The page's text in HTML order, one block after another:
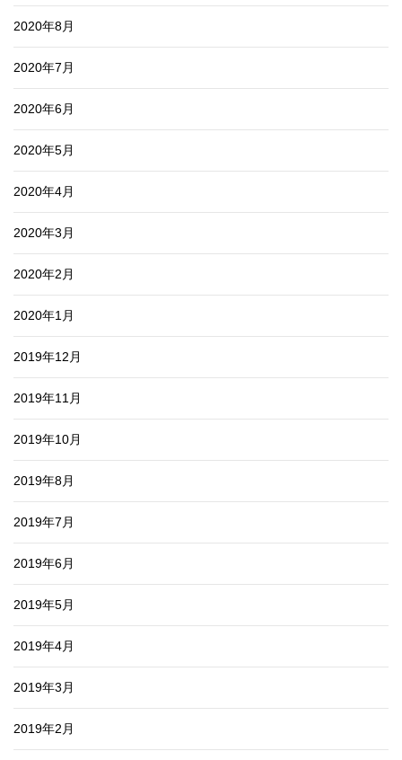
2020年8月
2020年7月
2020年6月
2020年5月
2020年4月
2020年3月
2020年2月
2020年1月
2019年12月
2019年11月
2019年10月
2019年8月
2019年7月
2019年6月
2019年5月
2019年4月
2019年3月
2019年2月